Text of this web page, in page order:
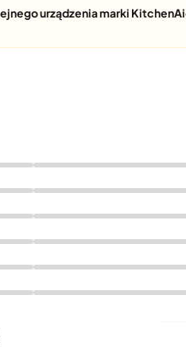
urządzenia marki